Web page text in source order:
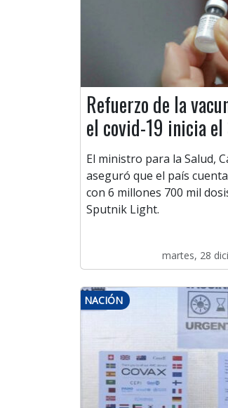
Refuerzo de la
el covid-19 inicia el
El ministro para la Salud,
aseguró que el país
con 6 millones 700 mil
Sputnik Light.
martes, 28
NACIÓN